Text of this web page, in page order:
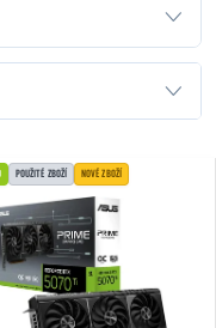
POUŽITÉ ZBOŽÍ NOVÉ ZBOŽÍ